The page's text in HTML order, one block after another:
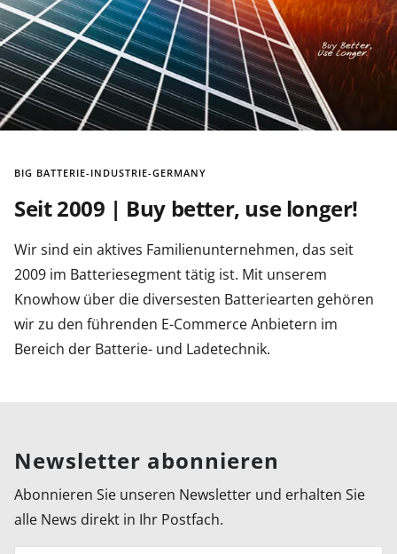
BIG BATTERIE-INDUSTRIE-GERMANY
Seit 2009 | Buy better, use longer!
Wir sind ein aktives Familienunternehmen, das seit
2009 im Batteriesegment tätig ist. Mit unserem
Knowhow über die diversesten Batteriearten gehören
wir zu den führenden E-Commerce Anbietern im
Bereich der Batterie- und Ladetechnik.
Newsletter abonnieren
Abonnieren Sie unseren Newsletter und erhalten Sie
alle News direkt in Ihr Postfach.